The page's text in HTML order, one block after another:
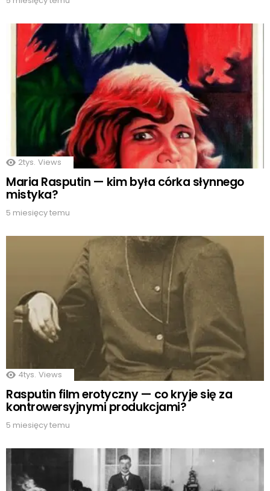
2tys. Views
Maria Rasputin — kim była córka słynnego
mistyka?
5 miesięcy temu
4tys. Views
Rasputin film erotyczny — co kryje się za
kontrowersyjnymi produkcjami?
5 miesięcy temu